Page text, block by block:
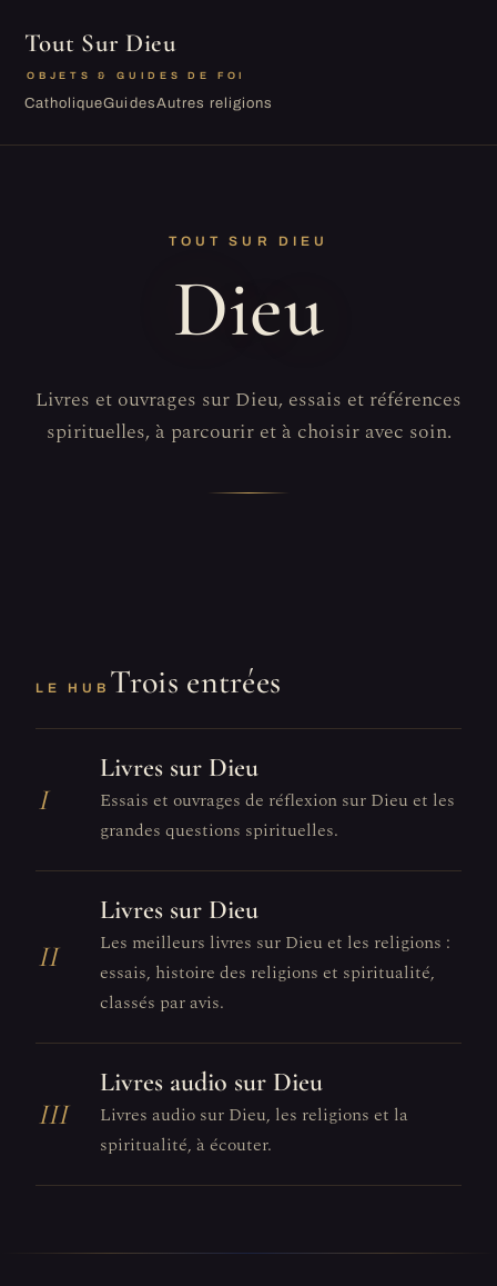
Tout Sur Dieu
OBJETS & GUIDES DE FOI
CatholiqueGuidesAutres religions
TOUT SUR DIEU
Dieu
Livres et ouvrages sur Dieu, essais et références
spirituelles, à parcourir et à choisir avec soin.
LE HUB Trois entrées
I
Livres sur Dieu
Essais et ouvrages de réflexion sur Dieu et les
grandes questions spirituelles.
II
Livres sur Dieu
Les meilleurs livres sur Dieu et les religions :
essais, histoire des religions et spiritualité,
classés par avis.
III
Livres audio sur Dieu
Livres audio sur Dieu, les religions et la
spiritualité, à écouter.